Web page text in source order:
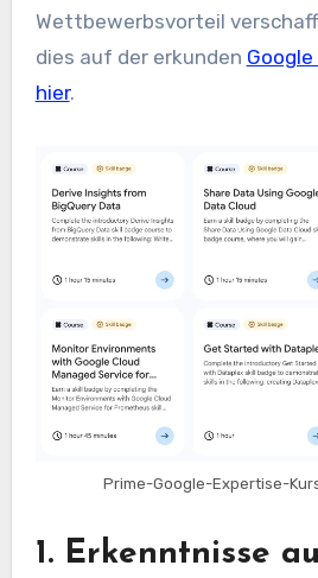
Wettbewerbsvorteil
dies auf der erkunden
hier.
Prime-Google-Expertise-
1. Erkenntnisse